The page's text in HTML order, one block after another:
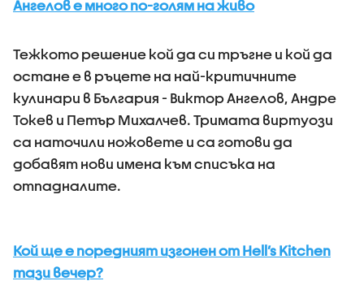
Ангелов е много по-голям на живо
Тежкото решение кой да си тръгне и кой да
остане е в ръцете на най-критичните
кулинари в България - Виктор Ангелов, Андре
Токев и Петър Михалчев. Тримата виртуози
са наточили ножовете и са готови да
добавят нови имена към списъка на
отпадналите.
Кой ще е поредният изгонен от Hell’s Kitchen
тази вечер?